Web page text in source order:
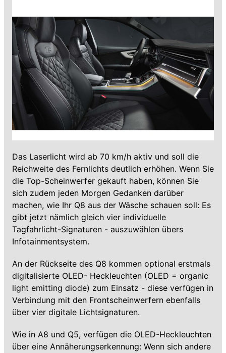
Das Laserlicht wird ab 70 km/h aktiv und soll die
Reichweite des Fernlichts deutlich erhöhen. Wenn Sie
die Top-Scheinwerfer gekauft haben, können Sie
sich zudem jeden Morgen Gedanken darüber
machen, wie Ihr Q8 aus der Wäsche schauen soll: Es
gibt jetzt nämlich gleich vier individuelle
Tagfahrlicht-Signaturen - auszuwählen übers
Infotainmentsystem.
An der Rückseite des Q8 kommen optional erstmals
digitalisierte OLED- Heckleuchten (OLED = organic
light emitting diode) zum Einsatz - diese verfügen in
Verbindung mit den Frontscheinwerfern ebenfalls
über vier digitale Lichtsignaturen.
Wie in A8 und Q5, verfügen die OLED-Heckleuchten
über eine Annäherungserkennung: Wenn sich andere